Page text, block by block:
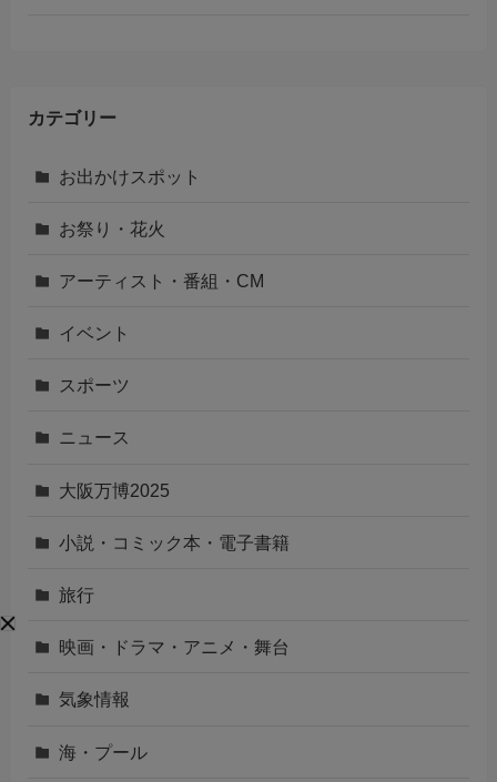
カテゴリー
お出かけスポット
お祭り・花火
アーティスト・番組・CM
イベント
スポーツ
ニュース
大阪万博2025
小説・コミック本・電子書籍
旅行
映画・ドラマ・アニメ・舞台
気象情報
海・プール